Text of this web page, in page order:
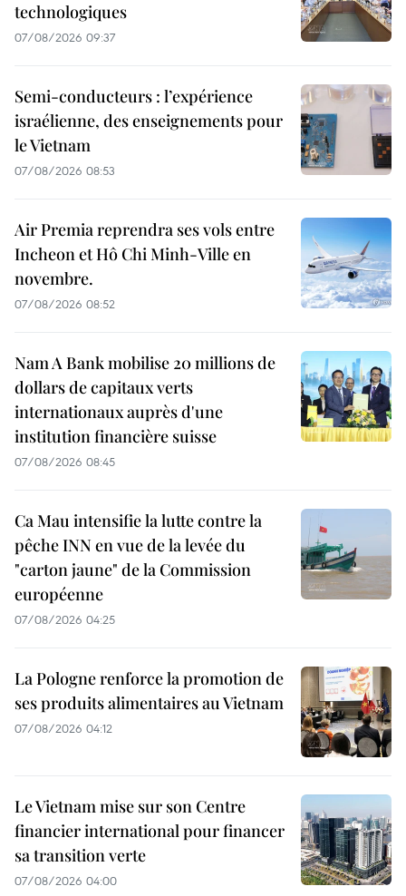
technologiques
07/08/2026 09:37
Semi-conducteurs : l’expérience
israélienne, des enseignements pour
le Vietnam
07/08/2026 08:53
Air Premia reprendra ses vols entre
Incheon et Hô Chi Minh-Ville en
novembre.
07/08/2026 08:52
Nam A Bank mobilise 20 millions de
dollars de capitaux verts
internationaux auprès d'une
institution financière suisse
07/08/2026 08:45
Ca Mau intensifie la lutte contre la
pêche INN en vue de la levée du
"carton jaune" de la Commission
européenne
07/08/2026 04:25
La Pologne renforce la promotion de
ses produits alimentaires au Vietnam
07/08/2026 04:12
Le Vietnam mise sur son Centre
financier international pour financer
sa transition verte
07/08/2026 04:00